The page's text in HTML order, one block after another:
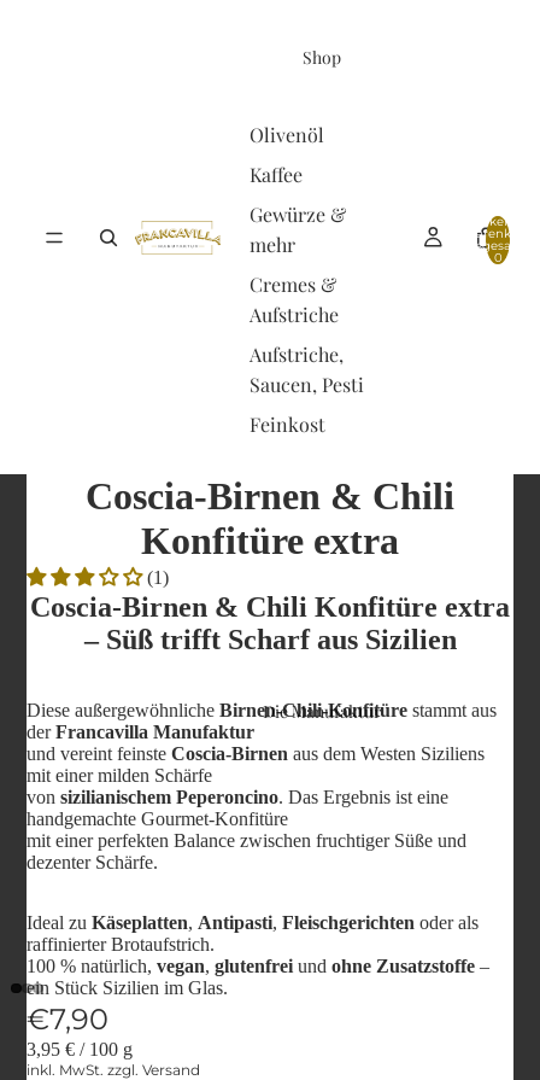
Shop
Olivenöl
Kaffee
Gewürze &
mehr
Cremes &
Aufstriche
Aufstriche,
Saucen, Pesti
Feinkost
Die Manufaktur
Artikel im
Warenkorb
insgesamt:
0
Coscia-Birnen & Chili
Konfitüre extra
(1)
Coscia-Birnen & Chili Konfitüre extra
– Süß trifft Scharf aus Sizilien
Diese außergewöhnlicheBirnen-Chili-Konfitüre stammt aus
derFrancavilla Manufaktur
und vereint feinsteCoscia-Birnen aus dem Westen Siziliens
mit einer milden Schärfe
vonsizilianischem Peperoncino. Das Ergebnis ist eine
handgemachte Gourmet-Konfitüre
mit einer perfekten Balance zwischen fruchtiger Süße und
dezenter Schärfe.
Ideal zuKäseplatten, Antipasti,Fleischgerichten oder als
raffinierter Brotaufstrich.
100 % natürlich,vegan,glutenfrei undohne Zusatzstoffe –
ein Stück Sizilien im Glas.
€7,90
3,95 € / 100 g
inkl. MwSt. zzgl. Versand